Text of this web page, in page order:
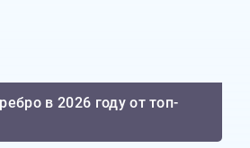
в 2026 году от топ-